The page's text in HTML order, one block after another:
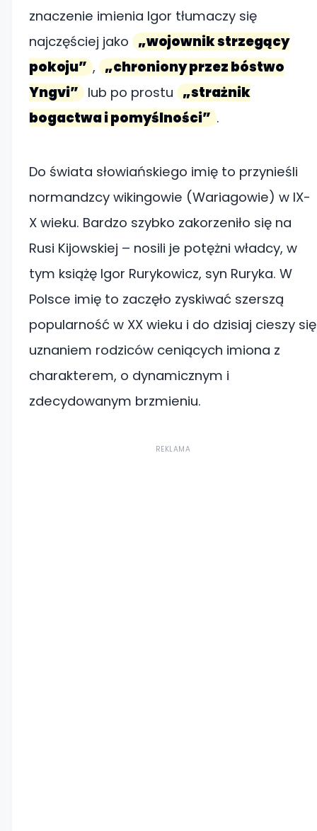
znaczenie imienia Igor tłumaczy się
najczęściej jako „wojownik strzegący
pokoju” , „chroniony przez bóstwo
Yngvi” lub po prostu „strażnik
bogactwa i pomyślności” .
Do świata słowiańskiego imię to przynieśli
normandzcy wikingowie (Wariagowie) w IX-
X wieku. Bardzo szybko zakorzeniło się na
Rusi Kijowskiej – nosili je potężni władcy, w
tym książę Igor Rurykowicz, syn Ruryka. W
Polsce imię to zaczęło zyskiwać szerszą
popularność w XX wieku i do dzisiaj cieszy się
uznaniem rodziców ceniących imiona z
charakterem, o dynamicznym i
zdecydowanym brzmieniu.
REKLAMA